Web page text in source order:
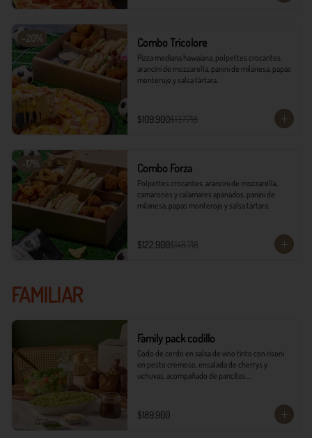
-20% Combo Tricolore
Pizza mediana hawaiana, polpettes crocantes,
arancini de mozzarella, panini de milanesa, papas
monterojo y salsa tártara.
$109.900$137.718
-17% Combo Forza
Polpettes crocantes, arancini de mozzarella,
camarones y calamares apanados, panini de
milanesa, papas monterojo y salsa tártara.
$122.900$148.718
FAMILIAR
Family pack codillo
Codo de cerdo en salsa de vino tinto con risoni
en pesto cremoso, ensalada de cherrys y
uchuvas, acompañado de pancitos.​​
- Risoni (Cantidad ideal para 4 personas)​
- Pancitos​
$189.900